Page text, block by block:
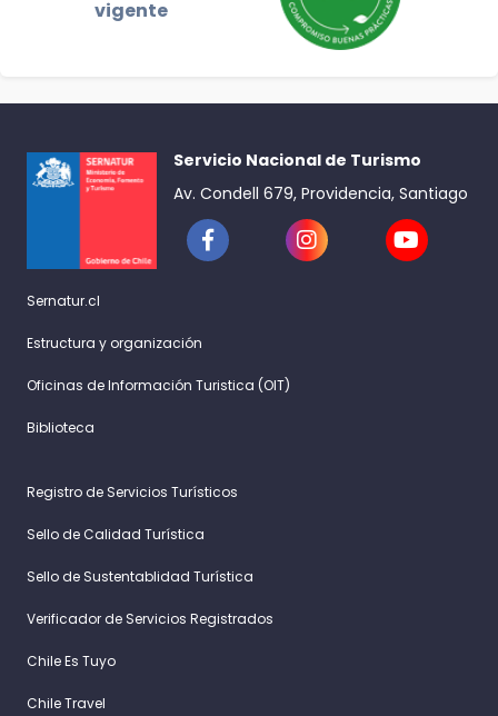
vigente
Servicio Nacional de Turismo
Av. Condell 679, Providencia, Santiago
Sernatur.cl
Estructura y organización
Oficinas de Información Turistica (OIT)
Biblioteca
Registro de Servicios Turísticos
Sello de Calidad Turística
Sello de Sustentablidad Turística
Verificador de Servicios Registrados
Chile Es Tuyo
Chile Travel